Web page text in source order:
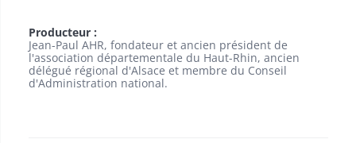
Producteur :
Jean-Paul AHR, fondateur et ancien président de
l'association départementale du Haut-Rhin, ancien
délégué régional d'Alsace et membre du Conseil
d'Administration national.